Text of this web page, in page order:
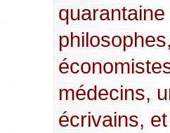
quarantaine
médecins,
écrivains,